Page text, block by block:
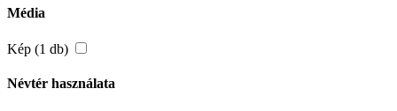
Média
Kép (1 db)
Névtér használata